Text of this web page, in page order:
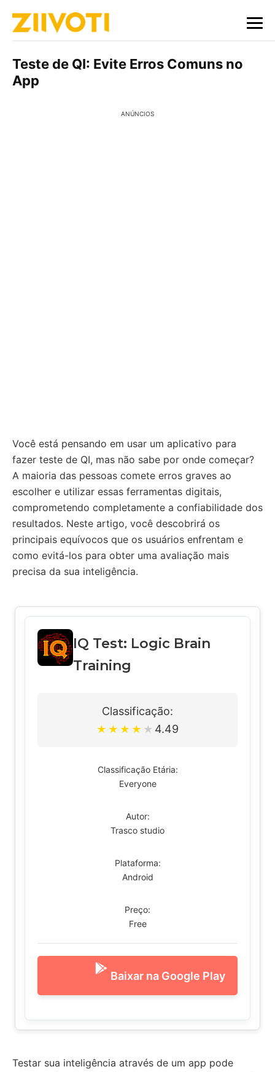
Teste de QI: Evite Erros Comuns no
App
ANÚNCIOS
Você está pensando em usar um aplicativo para
fazer teste de QI, mas não sabe por onde começar?
A maioria das pessoas comete erros graves ao
escolher e utilizar essas ferramentas digitais,
comprometendo completamente a confiabilidade dos
resultados. Neste artigo, você descobrirá os
principais equívocos que os usuários enfrentam e
como evitá-los para obter uma avaliação mais
precisa da sua inteligência.
IQ Test: Logic Brain
Training
Classificação:
★ ★ ★ ★ ★ 4.49
Classificação Etária:
Everyone
Autor:
Trasco studio
Plataforma:
Android
Preço:
Free
Baixar na Google Play
Testar sua inteligência através de um app pode